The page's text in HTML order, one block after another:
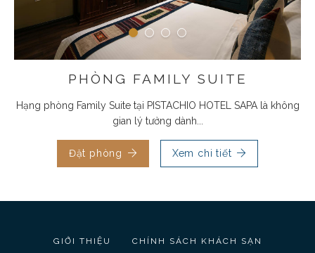
PHÒNG FAMILY SUITE
Hạng phòng Family Suite tại PISTACHIO HOTEL SAPA là không
gian lý tưởng dành...
Đặt phòng Xem chi tiết
GIỚI THIỆU CHÍNH SÁCH KHÁCH SẠN